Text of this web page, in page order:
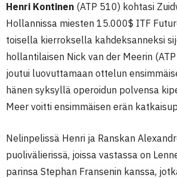
Henri Kontinen (ATP 510) kohtasi
Hollannissa miesten 15.000$ ITF
toisella kierroksella kahdeksanneksi
hollantilaisen Nick van der Meerin
joutui luovuttamaan ottelun
hänen syksyllä operoidun polvensa
Meer voitti ensimmäisen erän
Nelinpelissä Henri ja Ranskan
puolivälierissä, joissa vastassa on
parinsa Stephan Fransenin kanssa,